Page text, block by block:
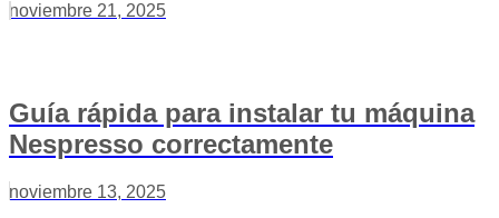
noviembre 21, 2025
Guía rápida para instalar tu máquina
Nespresso correctamente
noviembre 13, 2025